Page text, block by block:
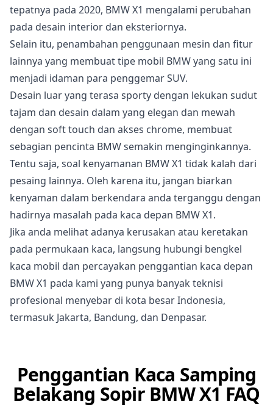
tepatnya pada 2020, BMW X1 mengalami perubahan
pada desain interior dan eksteriornya.
Selain itu, penambahan penggunaan mesin dan fitur
lainnya yang membuat tipe mobil BMW yang satu ini
menjadi idaman para penggemar SUV.
Desain luar yang terasa sporty dengan lekukan sudut
tajam dan desain dalam yang elegan dan mewah
dengan soft touch dan akses chrome, membuat
sebagian pencinta BMW semakin menginginkannya.
Tentu saja, soal kenyamanan BMW X1 tidak kalah dari
pesaing lainnya. Oleh karena itu, jangan biarkan
kenyaman dalam berkendara anda terganggu dengan
hadirnya masalah pada kaca depan BMW X1.
Jika anda melihat adanya kerusakan atau keretakan
pada permukaan kaca, langsung hubungi bengkel
kaca mobil dan percayakan penggantian kaca depan
BMW X1 pada kami yang punya banyak teknisi
profesional menyebar di kota besar Indonesia,
termasuk Jakarta, Bandung, dan Denpasar.
Penggantian Kaca Samping
Belakang Sopir BMW X1 FAQ